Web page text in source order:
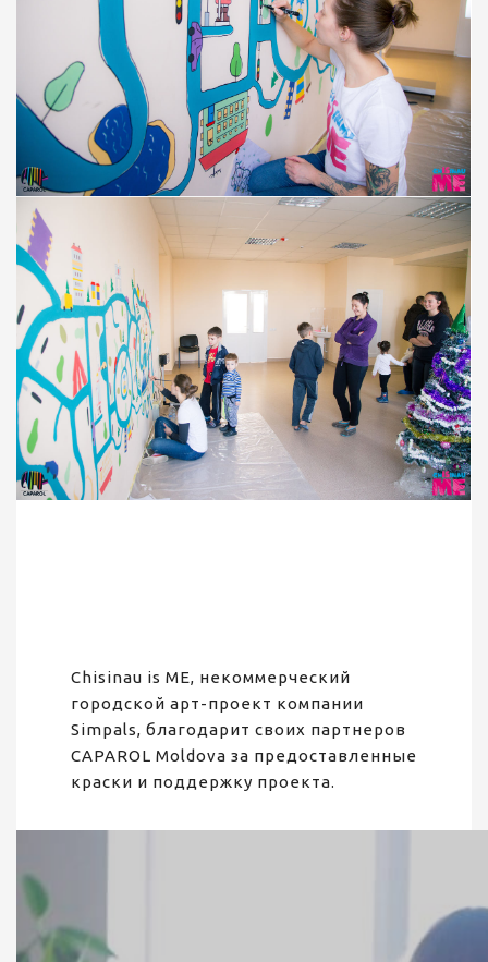
Chisinau is ME, некоммерческий
городской арт-проект компании
Simpals, благодарит своих партнеров
CAPAROL Moldova за предоставленные
краски и поддержку проекта.